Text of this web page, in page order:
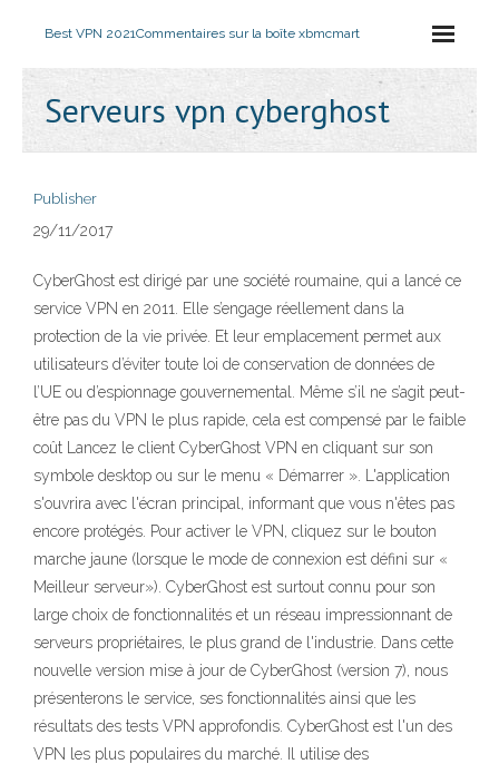
Best VPN 2021Commentaires sur la boîte xbmcmart
Serveurs vpn cyberghost
Publisher
29/11/2017
CyberGhost est dirigé par une société roumaine, qui a lancé ce
service VPN en 2011. Elle s’engage réellement dans la
protection de la vie privée. Et leur emplacement permet aux
utilisateurs d’éviter toute loi de conservation de données de
l’UE ou d’espionnage gouvernemental. Même s’il ne s’agit peut-
être pas du VPN le plus rapide, cela est compensé par le faible
coût Lancez le client CyberGhost VPN en cliquant sur son
symbole desktop ou sur le menu « Démarrer ». L'application
s'ouvrira avec l'écran principal, informant que vous n'êtes pas
encore protégés. Pour activer le VPN, cliquez sur le bouton
marche jaune (lorsque le mode de connexion est défini sur «
Meilleur serveur»). CyberGhost est surtout connu pour son
large choix de fonctionnalités et un réseau impressionnant de
serveurs propriétaires, le plus grand de l'industrie. Dans cette
nouvelle version mise à jour de CyberGhost (version 7), nous
présenterons le service, ses fonctionnalités ainsi que les
résultats des tests VPN approfondis. CyberGhost est l'un des
VPN les plus populaires du marché. Il utilise des